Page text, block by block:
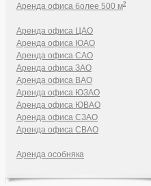
Аренда офиса более 500 м2
Аренда офиса ЦАО
Аренда офиса ЮАО
Аренда офиса САО
Аренда офиса ЗАО
Аренда офиса ВАО
Аренда офиса ЮЗАО
Аренда офиса ЮВАО
Аренда офиса СЗАО
Аренда офиса СВАО
Аренда особняка